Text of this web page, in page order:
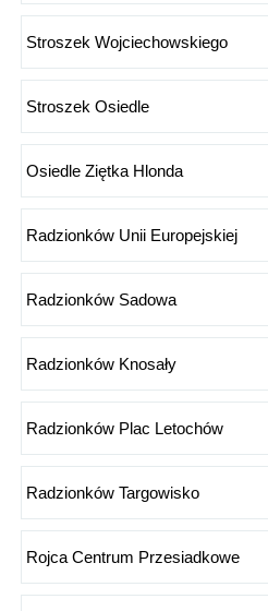
Stroszek Wojciechowskiego
Stroszek Osiedle
Osiedle Ziętka Hlonda
Radzionków Unii Europejskiej
Radzionków Sadowa
Radzionków Knosały
Radzionków Plac Letochów
Radzionków Targowisko
Rojca Centrum Przesiadkowe